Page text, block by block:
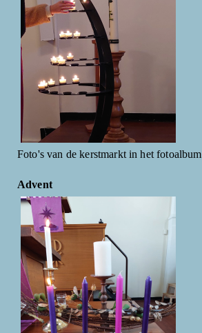
Foto's van de kerstmarkt in het fotoalbum
Advent